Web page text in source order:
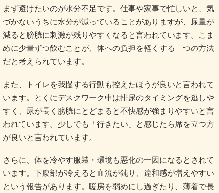
まず避けたいのが水分不足です。仕事や家事で忙しいと、気
づかないうちに水分が減っていることがありますが、尿量が
減ると膀胱に刺激が残りやすくなると言われています。こま
めに少量ずつ飲むことが、体への負担を軽くする一つの方法
だと考えられています。
また、トイレを我慢する行動も控えたほうが良いと言われて
います。とくにデスクワーク中は排尿のタイミングを逃しや
すく、尿が長く膀胱にとどまると不快感が強まりやすいと言
われています。少しでも「行きたい」と感じたら席を立つ方
が良いと言われています。
さらに、体を冷やす服装・環境も悪化の一因になるとされて
います。下腹部が冷えると血流が鈍り、違和感が増えやすい
という報告があります。暖房を弱めにし過ぎたり、薄着で長